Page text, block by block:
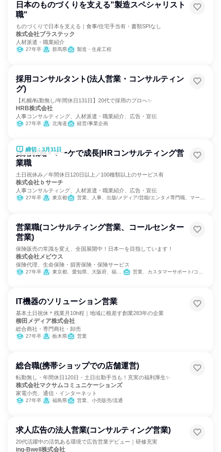
日本のものづくりを支える"製造スペシャリスト
職"
ものづくりで日本を支える｜食事/住宅手当有・書類SPIなし
株式会社ブラステック
人材派遣・職業紹介
27年卒 群馬県 製造・生産工程
採用コンサルタント(法人営業・コンサルティン
グ)
【札幌/転勤無し/年間休日131日】20代で採用のプロへ✨
HRB株式会社
人事コンサルティング、人材派遣・職業紹介、広告・宣伝
27年卒 北海道 経営/事業企画
締切：3月31日
採用戦略×マーケで成長|HRコンサルティング営
業職
土日祝休み／年間休日120日以上／100種類以上のサービス有
株式会社ｂサーチ
人事コンサルティング、人材派遣・職業紹介、広告・宣伝
27年卒 東京都 営業、人事、出版/メディア/芸能/エンタメ専門職、マーケティング・広告・宣伝、カスタマーサクセス
営業職(コンサルティング営業、コールセンター
営業)
保険販売の常識を変え、全国展開中！日本一を目指しています！
株式会社メビウス
保険代理、生命保険・損害保険・保険サービス
27年卒 東京都、愛知県、大阪府、福岡県 営業、カスタマーサポート/コールセンター
IT機器のソリューション営業
基本土日祝休＊残業月10h程｜地域に根差す創業283年の企業
柳田メディア株式会社
総合商社・専門商社・卸売
27年卒 栃木県 営業
総合職(携帯ショップでの店舗運営)
転勤無し・年間休日120日・土日出勤手当も！充実の福利厚生✨
株式会社マクサムコミュニケーションズ
家電小売、通信・インターネット
27年卒 福島県 営業、小売販売/流通
求人広告の法人営業(コンサルティング営業)
20代活躍中の活気ある環境で広告営業デビュー｜研修充実
ing-Bwell株式会社